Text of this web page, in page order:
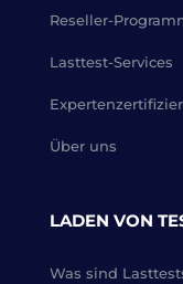
Reseller-
Lasttest-Services
Über uns
LADEN VON
Was sind